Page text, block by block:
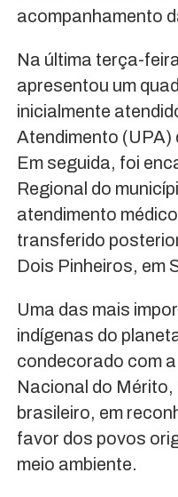
acompanhamento
Na última terça-
apresentou um
inicialmente
Atendimento (UPA)
Em seguida, foi
Regional do
atendimento
transferido
Dois Pinheiros, em
Uma das mais
indígenas do
condecorado com
Nacional do
brasileiro, em
favor dos povos
meio ambiente.